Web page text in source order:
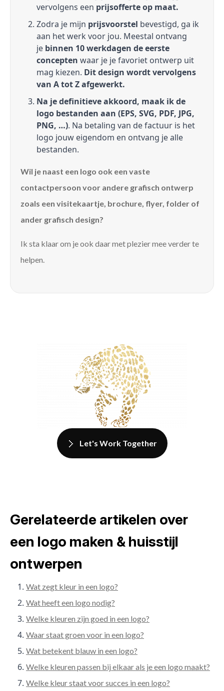
vervolgens een prijsofferte op maat.
Zodra je mijn prijsvoorstel bevestigd, ga ik
aan het werk voor jou. Meestal ontvang
je binnen 10 werkdagen de eerste
concepten waar je je favoriet ontwerp uit
mag kiezen. Dit design wordt vervolgens
van A tot Z afgewerkt.
Na je definitieve akkoord, maak ik de
logo bestanden aan (EPS, SVG, PDF, JPG,
PNG, …). Na betaling van de factuur is het
logo jouw eigendom en ontvang je alle
bestanden.
Wil je naast een logo ook een vaste
contactpersoon voor andere grafisch ontwerp
zoals een visitekaartje, brochure, flyer, folder of
ander grafisch design?
Ik sta klaar om je ook daar met plezier mee verder te
helpen.
Let's Work Together
Gerelateerde artikelen over
een logo maken & huisstijl
ontwerpen
Wat zegt kleur in een logo?
Wat heeft een logo nodig?
Welke kleuren zijn goed in een logo?
Waar staat groen voor in een logo?
Wat betekent blauw in een logo?
Welke kleuren passen bij elkaar als je een logo maakt?
Welke kleur staat voor succes in een logo?